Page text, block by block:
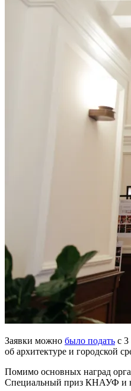
Заявки можно было подать с 3
об архитектуре и городской
Помимо основных наград
Cпециальный приз КНАУФ и